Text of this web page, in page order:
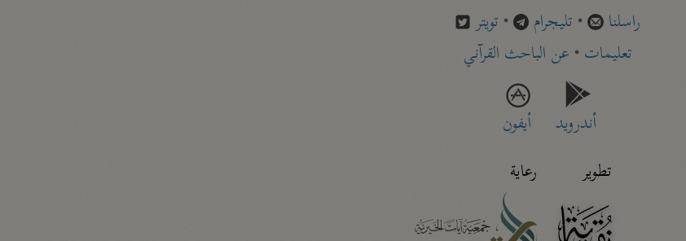
راسلنا • تليجرام • تويتر
تعليمات• عن الباحث القرآني
أندرويد
أيفون
تطوير
رعاية